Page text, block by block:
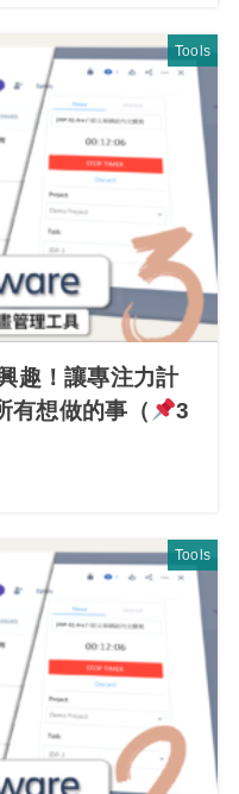
Tools
趣！讓專注力計
有想做的事（
3
Tools